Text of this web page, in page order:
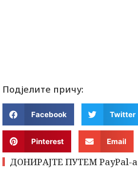
Подјелите причу:
Facebook Twitter
Pinterest Email
ДОНИРАЈТЕ ПУТЕМ PayPal-a